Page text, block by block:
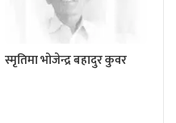
स्मृतिमा भोजेन्द्र बहादुर कुवर